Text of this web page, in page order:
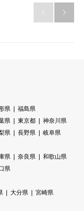
 
県
福島県
県 東京都
神奈川県
県 長野県
岐阜県
県 奈良県
和歌山県
県
大分県
宮崎県